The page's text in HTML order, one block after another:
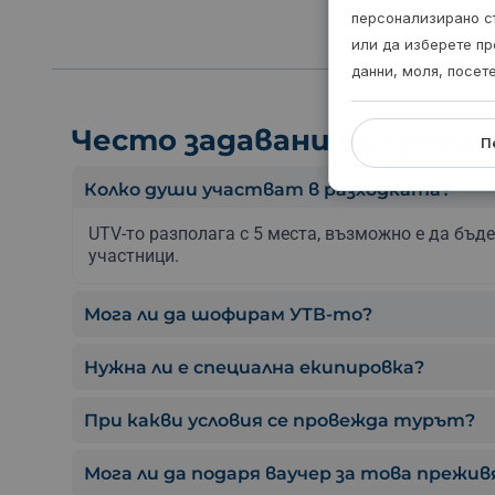
Често задавани въпроси
Колко души участват в разходката?
UTV-то разполага с 5 места, възможно е да
участници.
Мога ли да шофирам УТВ-то?
Нужна ли е специална екипировка?
При какви условия се провежда турът?
Мога ли да подаря ваучер за това
персонализирано
или да изберете
данни, моля,